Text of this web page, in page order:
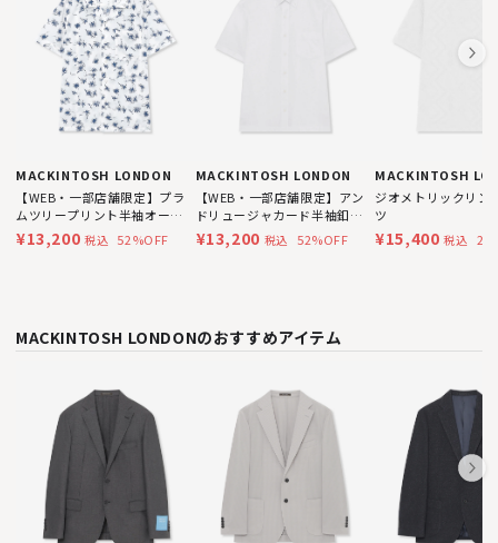
MACKINTOSH LONDON
【WEB・一部店舗限定】プラ
ムツリープリント半袖オープ
ンカラーシャツ
¥13,200 税込 52%OFF
MACKINTOSH LONDON
【WEB・一部店舗限定】アン
ドリュージャカード半袖釦ダ
ウンシャツ
¥13,200 税込 52%OFF
MACKINTOSH
ジオメトリックリン
ツ
¥15,400 税込
MACKINTOSH LONDONのおすすめアイテム